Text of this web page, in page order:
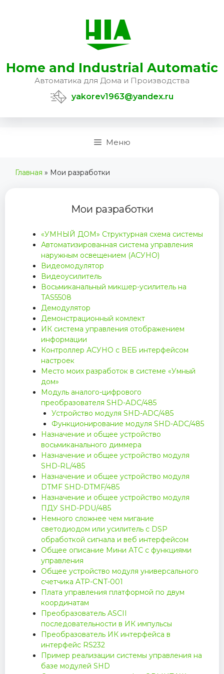
Home and Industrial Automatic
Автоматика для Дома и Производства
yakorev1963@yandex.ru
Меню
Главная » Мои разработки
Мои разработки
«УМНЫЙ ДОМ» Структурная схема системы
Автоматизированная система управления
наружным освещением (АСУНО)
Видеомодулятор
Видеоусилитель
Восьмиканальный микшер-усилитель на
TAS5508
Демодулятор
Демонстрационный комлект
ИК система управления отображением
информации
Контроллер АСУНО с ВЕБ интерфейсом
настроек
Место моих разработок в системе «Умный
дом»
Модуль аналого-цифрового
преобразователя SHD-ADC/485
Устройство модуля SHD-ADC/485
Функционирование модуля SHD-ADC/485
Назначение и общее устройство
восьмиканального диммера
Назначение и общее устройство модуля
SHD-RL/485
Назначение и общее устройство модуля
DTMF SHD-DTMF/485
Назначение и общее устройство модуля
ПДУ SHD-PDU/485
Немного сложнее чем мигание
светодиодом или усилитель с DSP
обработкой сигнала и веб интерфейсом
Общее описание Мини АТС с функциями
управления
Общее устройство модуля универсального
счетчика ATP-CNT-001
Плата управления платформой по двум
координатам
Преобразователь ASCII
последовательности в ИК импульсы
Преобразователь ИК интерфейса в
интерфейс RS232
Пример реализации системы управления на
базе модулей SHD